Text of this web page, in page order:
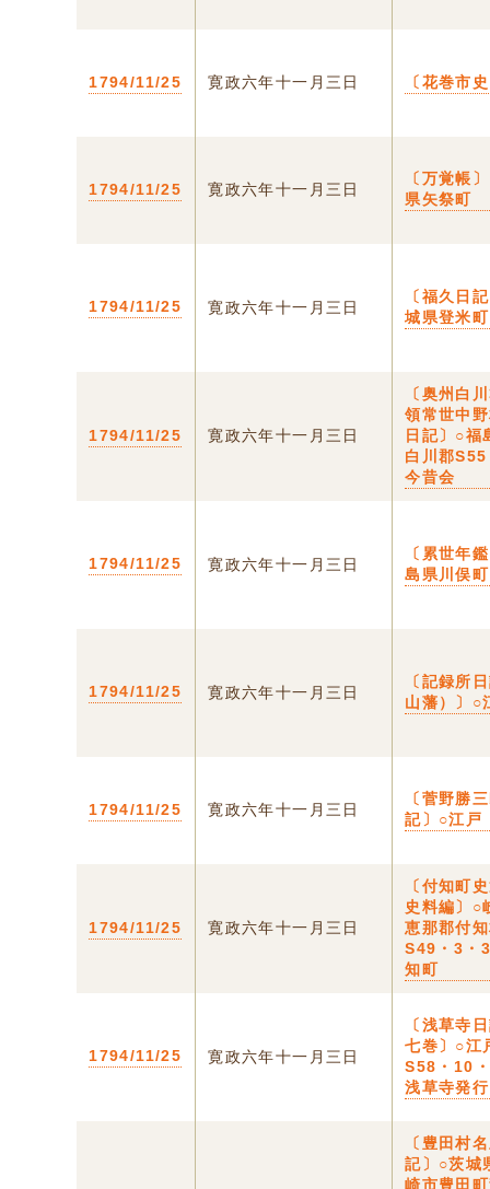
1794/11/25 寛政六年十一月三日 〔花巻市
1794/11/25 寛政六年十一月三日
〔万覚帳
県矢祭町
1794/11/25 寛政六年十一月三日
〔福久日
城県登米町
1794/11/25 寛政六年十一月三日
〔奥州白
領常世中
日記〕○福
白川郡
今昔会
1794/11/25 寛政六年十一月三日
〔累世年
島県川俣町
1794/11/25 寛政六年十一月三日
〔記録所
山藩）〕○
1794/11/25 寛政六年十一月三日
〔菅野勝
記〕○江戸
1794/11/25 寛政六年十一月三日
〔付知町
史料編〕○
恵那郡付
S49・3
知町
1794/11/25 寛政六年十一月三日
〔浅草寺
七巻〕○江
S58・10
浅草寺発行
〔豊田村
記〕○茨城
崎市豊田